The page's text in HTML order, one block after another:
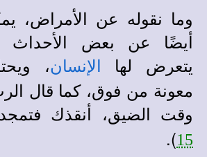
وما نقوله عن الأمراض،
أيضًا عن بعض الأحداث
يتعرض لها
الإنسان،
معونة من فوق، كما قال
وقت الضيق، أنقذك
15
).